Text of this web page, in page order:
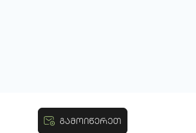
გამოიწერეთ